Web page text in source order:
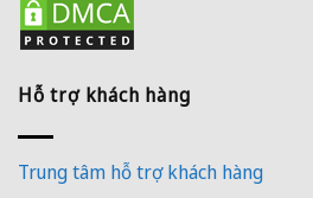
Hỗ trợ khách hàng
Trung tâm hỗ trợ khách hàng